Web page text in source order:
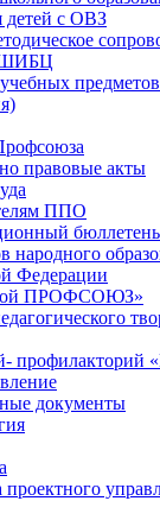
с ОВЗ
ШИБЦ
правовые акты
ППО
народного
Федерации
ПРОФСОЮЗ»
профилакторий
документы
проектного